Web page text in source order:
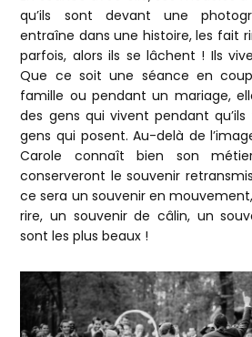
qu’ils sont devant une
entraîne dans une histoire, les fait
parfois, alors ils se lâchent ! Ils
Que ce soit une séance en
famille ou pendant un mariage,
des gens qui vivent pendant
gens qui posent. Au-delà de
Carole connaît bien son
conserveront le souvenir
ce sera un souvenir en
rire, un souvenir de câlin, un
sont les plus beaux !